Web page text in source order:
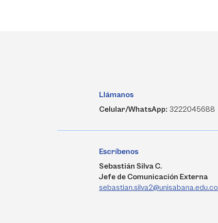
Llámanos
Celular/WhatsApp: 3222045688
Escríbenos
Sebastián Silva C.
Jefe de Comunicación Externa
sebastian.silva2@unisabana.edu.co